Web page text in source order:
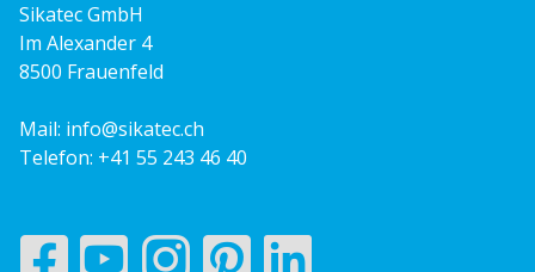
Sikatec GmbH
Im Alexander 4
8500 Frauenfeld
Mail: info@sikatec.ch
Telefon: +41 55 243 46 40